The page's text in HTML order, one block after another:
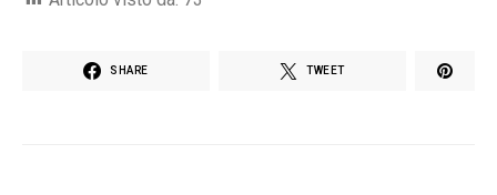
SHARE TWEET